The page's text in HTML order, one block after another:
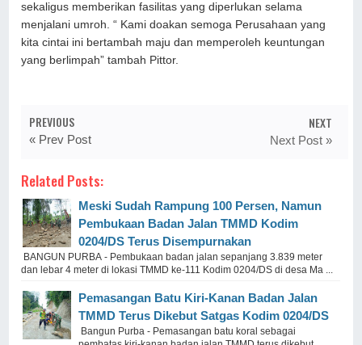
sekaligus memberikan fasilitas yang diperlukan selama
menjalani umroh. “ Kami doakan semoga Perusahaan yang
kita cintai ini bertambah maju dan memperoleh keuntungan
yang berlimpah” tambah Pittor.
PREVIOUS
« Prev Post
NEXT
Next Post »
Related Posts:
Meski Sudah Rampung 100 Persen, Namun
Pembukaan Badan Jalan TMMD Kodim
0204/DS Terus Disempurnakan
BANGUN PURBA - Pembukaan badan jalan sepanjang 3.839 meter
dan lebar 4 meter di lokasi TMMD ke-111 Kodim 0204/DS di desa Ma ...
Pemasangan Batu Kiri-Kanan Badan Jalan
TMMD Terus Dikebut Satgas Kodim 0204/DS
Bangun Purba - Pemasangan batu koral sebagai